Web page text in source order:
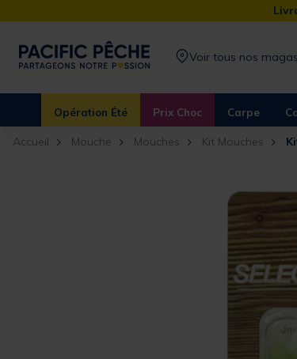
Voir tous nos
Opération Été Prix Choc Carpe
Accueil Mouche Mouches Kit Mouches